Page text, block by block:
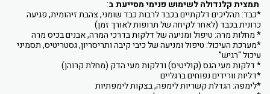
תמצית קלנדולה לשימוש פנימי מסייעת ב:
*כבד: תהליכים דלקתיים בכבד לרבות כבד שומני, צהבת זיהומית, פגיעה
כרונית בכבד (לאחר לקיחה של תרופות לאורך זמן)
* מחלות מרה: טיפול ומניעה של דלקות בדרכי המרה, אבנים בכיס מרה
*מערכת העיכול: טיפול ומניעה של כיבי קיבה ותריסריון, גסטריטיס, תסמיני
עיכול “רגיש”
* דלקות מעי הגס (קוליטיס) ודלקות מעי הדק (מחלת קרוהן)
*דליות וורידים נפוחים ברגליים
*לימפה: הגדלת קשריות לימפה, בצקות לימפתיות